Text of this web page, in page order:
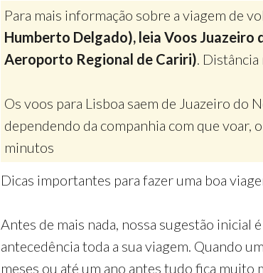
Para mais informação sobre a viagem de
Humberto Delgado), leia Voos Juazeiro
Aeroporto Regional de Cariri).
Os voos para Lisboa saem de Juazeiro do
dependendo da companhia com que voar,
minutos
Dicas importantes para fazer uma boa
Antes de mais nada, nossa sugestão inicial
antecedência toda a sua viagem. Quando
meses ou até um ano antes tudo fica muito